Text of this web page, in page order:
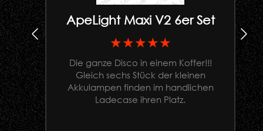
ApeLight Maxi V2 6er Set
★★★★★
Die ganze Disco in einem Koffer!!!
Gleich sechs Stück der kleinen
Akkulampen finden im handlichen
Ladecase ihren Platz.